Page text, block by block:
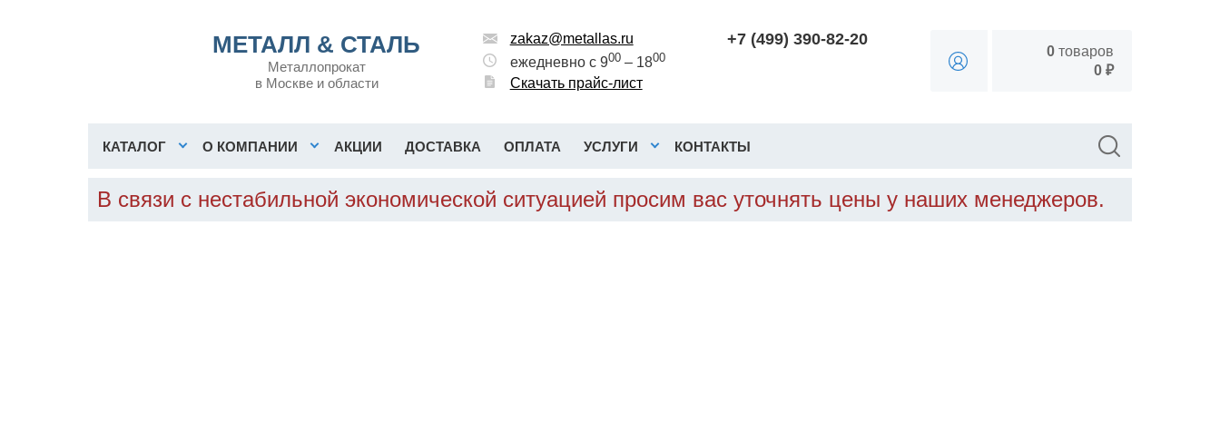
МЕТАЛЛ & СТАЛЬ
Металлопрокат
в Москве и области
zakaz@metallas.ru
ежедневно с 900– 1800
Скачать прайс-лист
+7 (499) 390-82-20
0товаров
0 ₽
КАТАЛОГ О КОМПАНИИ АКЦИИ ДОСТАВКА ОПЛАТА УСЛУГИ КОНТАКТЫ
В связи с нестабильной экономической ситуацией просим вас уточнять цены у наших менеджеров.